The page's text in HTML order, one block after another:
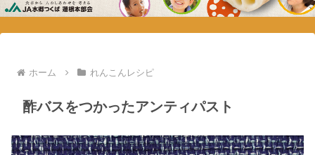
ホーム れんこんレシピ
酢バスをつかったアンティパスト